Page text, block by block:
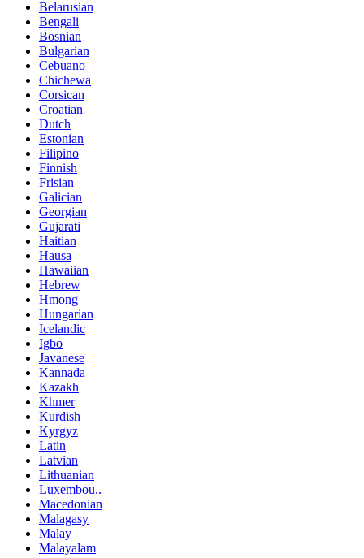
Belarusian
Bengali
Bosnian
Bulgarian
Cebuano
Chichewa
Corsican
Croatian
Dutch
Estonian
Filipino
Finnish
Frisian
Galician
Georgian
Gujarati
Haitian
Hausa
Hawaiian
Hebrew
Hmong
Hungarian
Icelandic
Igbo
Javanese
Kannada
Kazakh
Khmer
Kurdish
Kyrgyz
Latin
Latvian
Lithuanian
Luxembou..
Macedonian
Malagasy
Malay
Malayalam